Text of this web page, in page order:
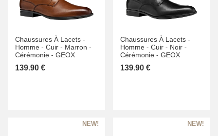
Chaussures À Lacets -
Homme - Cuir - Marron -
Cérémonie - GEOX
139.90 €
Chaussures À Lacets -
Homme - Cuir - Noir -
Cérémonie - GEOX
139.90 €